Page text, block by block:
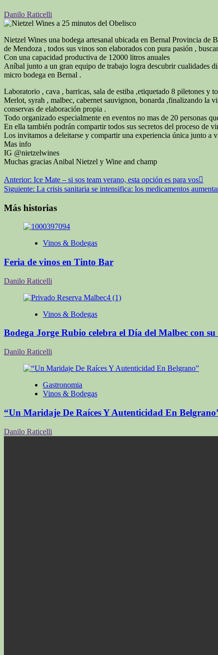
Danilo Raticelli
Nietzel Wines una bodega artesanal ubicada en Bernal Provincia de
de Mendoza , todos sus vinos son elaborados con pura pasión ,
Con una capacidad productiva de 12000 litros anuales
Aníbal junto a un gran equipo de trabajo logra descubrir cualidades
micro bodega en Bernal .
Laboratorio , cava , barricas, sala de estiba ,etiquetado 8 piletones y
Merlot, syrah , malbec, cabernet sauvignon, bonarda ,finalizando la
conservas de elaboración propia .
Todo organizado especialmente en eventos no mas de 20 personas
En ella también podrán compartir todos sus secretos del proceso de
Los invitamos a deleitarse y compartir una experiencia única junto a
Mas info
IG @nietzelwines
Muchas gracias Anibal Nietzel y Wine and champ
Navegación
de
entradas
Anterior: Ice Mate – si sos team verano, esta opción es para vos
Siguiente: La crisis sanitaria se intensifica: los medicamentos
Más historias
Vinos & Bodegas
Feria de vinos en Tinto Bar
Danilo Raticelli
Vinos & Bodegas
Bodega Jorge Rubio celebra el Día del Malbec con
Danilo Raticelli
Gastronomia
Vinos & Bodegas
“Un Maridaje De Raíces Y Autenticidad En
Danilo Raticelli